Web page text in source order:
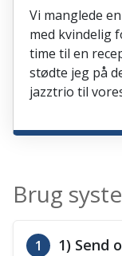
Vi manglede
med kvindelig
time til en
stødte jeg på
jazztrio til
Brug
1 1) Send